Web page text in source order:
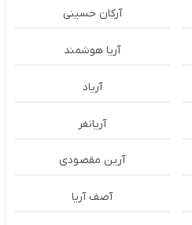
آرکان حسینی
آریا هوشمند
آریاد
آریانفر
آرین مقصودی
آصف آریا